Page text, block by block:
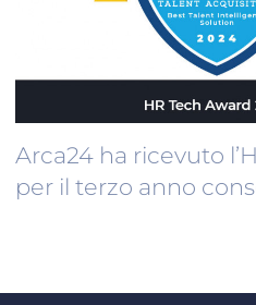
Arca24 ha ricevuto
per il terzo anno